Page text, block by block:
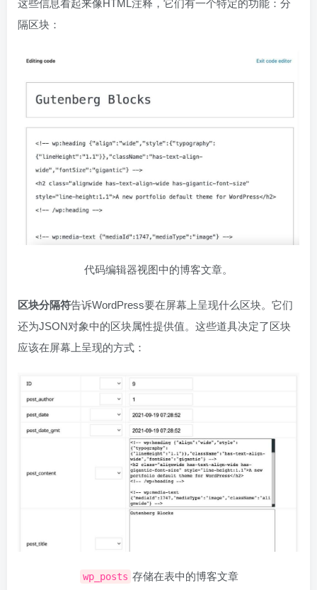
这些信息看起来像HTML注释，它们有一个特定的功能：分
隔区块：
代码编辑器视图中的博客文章。
区块分隔符告诉WordPress要在屏幕上呈现什么区块。它们
还为JSON对象中的区块属性提供值。这些道具决定了区块
应该在屏幕上呈现的方式：
wp_posts 存储在表中的博客文章